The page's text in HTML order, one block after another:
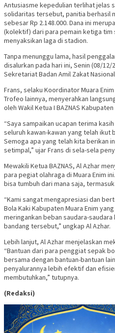
Antusiasme kepedulian terlihat jelas
solidaritas tersebut, panitia berhasil
sebesar Rp 2.148.000. Dana ini
(kolektif) dari para pemain ketiga
menyaksikan laga di stadion.
Tanpa menunggu lama, hasil
disalurkan pada hari ini, Senin (08/12/
Sekretariat Badan Amil Zakat
Frans, selaku Koordinator Muara
Trofeo lainnya, menyerahkan
oleh Wakil Ketua I BAZNAS Kabupaten
“Saya sampaikan ucapan terima
seluruh kawan-kawan yang telah ikut
Semoga apa yang telah kita berikan
setimpal,” ujar Frans di sela-sela
Mewakili Ketua BAZNAS, Al Azhar
para pegiat olahraga di Muara Enim
bisa tumbuh dari mana saja,
“Kami sangat mengapresiasi dan
Bola Kaki Kabupaten Muara Enim
meringankan beban saudara-
bandang tersebut,” ungkap Al Azhar.
Lebih lanjut, Al Azhar menjelaskan
“Bantuan dari para penggiat sepak
bersama dengan bantuan-bantuan
penyalurannya lebih efektif dan
membutuhkan,” tutupnya.
(Redaksi)